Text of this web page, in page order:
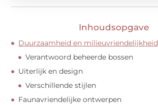
Inhoudsopgave
Duurzaamheid en milieuvriendelijkheid
Verantwoord beheerde bossen
Uiterlijk en design
Verschillende stijlen
Faunavriendelijke ontwerpen